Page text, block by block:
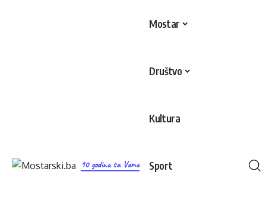
10 godina sa Vama
Mostar
Društvo
Kultura
Sport